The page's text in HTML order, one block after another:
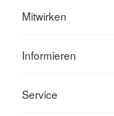
Mitwirken
Informieren
Service